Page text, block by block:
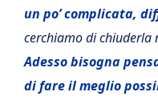
un po’ complicata,
cerchiamo di chiuderla
Adesso bisogna
di fare il meglio